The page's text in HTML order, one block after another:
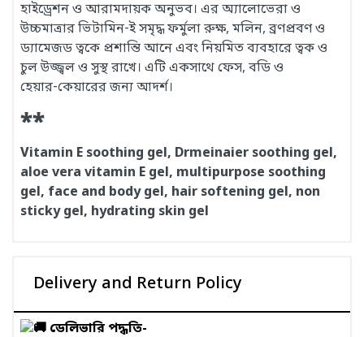
হাইড্রেশন ও আরামদায়ক অনুভব। এর অ্যালোভেরা ও
উচ্চমাত্রার ভিটামিন‑ই সমৃদ্ধ ফর্মুলা রুক্ষ, মলিন, ব্রণপ্রবণ ও
ড্যামেজড ত্বকে প্রশান্তি আনে এবং নিয়মিত ব্যবহারে ত্বক ও
চুল উজ্জ্বল ও সুস্থ রাখে। এটি একসাথে ফেস, বডি ও
হেয়ার‑কেয়ারের জন্য আদর্শ।
**
Vitamin E soothing gel, Drmeinaier soothing gel,
aloe vera vitamin E gel, multipurpose soothing
gel, face and body gel, hair softening gel, non
sticky gel, hydrating skin gel
Delivery and Return Policy
ডেলিভারি পদ্ধতি-